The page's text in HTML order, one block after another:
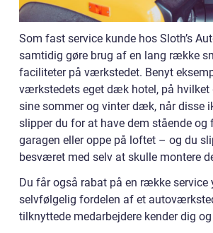
Som fast service kunde hos Sloth’s
samtidig gøre brug af en lang række
faciliteter på værkstedet. Benyt
værkstedets eget dæk hotel, på hvilket
sine sommer og vinter dæk, når disse
slipper du for at have dem stående og
garagen eller oppe på loftet – og du
besværet med selv at skulle montere
Du får også rabat på en række service
selvfølgelig fordelen af et
tilknyttede medarbejdere kender dig